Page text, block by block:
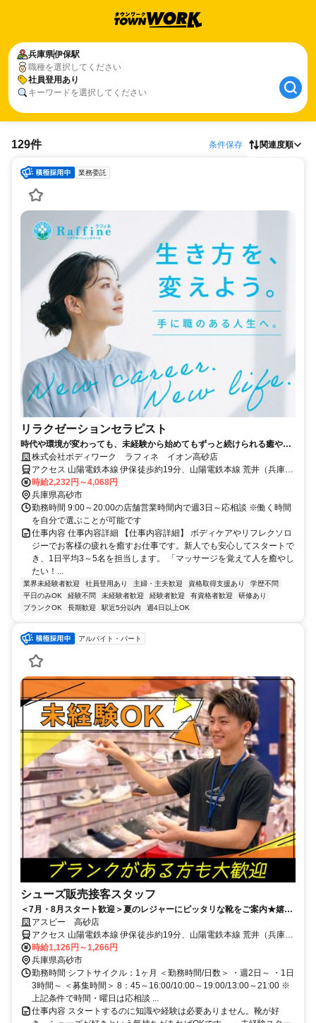
兵庫県伊保駅
職種を選択してください
社員登用あり
キーワードを選択してください
129件 条件保存 関連度順
業務委託
リラクゼーションセラピスト
時代や環境が変わっても、未経験から始めてもずっと続けられる癒やし
の仕事。手に職を身につけて、生き方を変えよう。
株式会社ボディワーク ラフィネ イオン高砂店
アクセス 山陽電鉄本線 伊保徒歩約19分、山陽電鉄本線 荒井（兵庫
県）徒歩約20分、ＪＲ山陽本線 宝殿南口徒歩約24分 最寄駅：伊丹駅
時給2,232円～4,068円
兵庫県高砂市
勤務時間 9:00～20:00の店舗営業時間内で週3日～応相談 ※働く時間
を自分で選ぶことが可能です
仕事内容 仕事内容詳細 【仕事内容詳細】 ボディケアやリフレクソロ
ジーでお客様の疲れを癒すお仕事です。新人でも安心してスタートで
き、1日平均3～5名を担当します。 「マッサージを覚えて人を癒やし
たい！...
業界未経験者歓迎 社員登用あり 主婦・主夫歓迎 資格取得支援あり
学歴不問
平日のみOK
経験不問 未経験者歓迎 経験者歓迎 有資格者歓迎
研修あり
ブランクOK
長期歓迎 駅近5分以内 週4日以上OK
アルバイト・パート
シューズ販売接客スタッフ
＜7月・8月スタート歓迎＞夏のレジャーにピッタリな靴をご案内★嬉し
いスタッフ割引も◎週2日～/1日3h～/短時間～フルタイムまで柔軟対
応！
アスビー 高砂店
アクセス 山陽電鉄本線 伊保徒歩約19分、山陽電鉄本線 荒井（兵庫
県）徒歩約20分、ＪＲ山陽本線 宝殿南口徒歩約24分 「伊保」駅より
徒歩22分
時給1,126円～1,266円
兵庫県高砂市
勤務時間 シフトサイクル：1ヶ月 ＜勤務時間/日数＞ ・週2日～ ・1日
3時間～ ＜募集時間＞ 8：45～16:00/10:00～19:00/13:00～21:00 ※
上記条件で時間・曜日は応相談 ...
仕事内容 スタートするのに知識や経験は必要ありません。靴が好